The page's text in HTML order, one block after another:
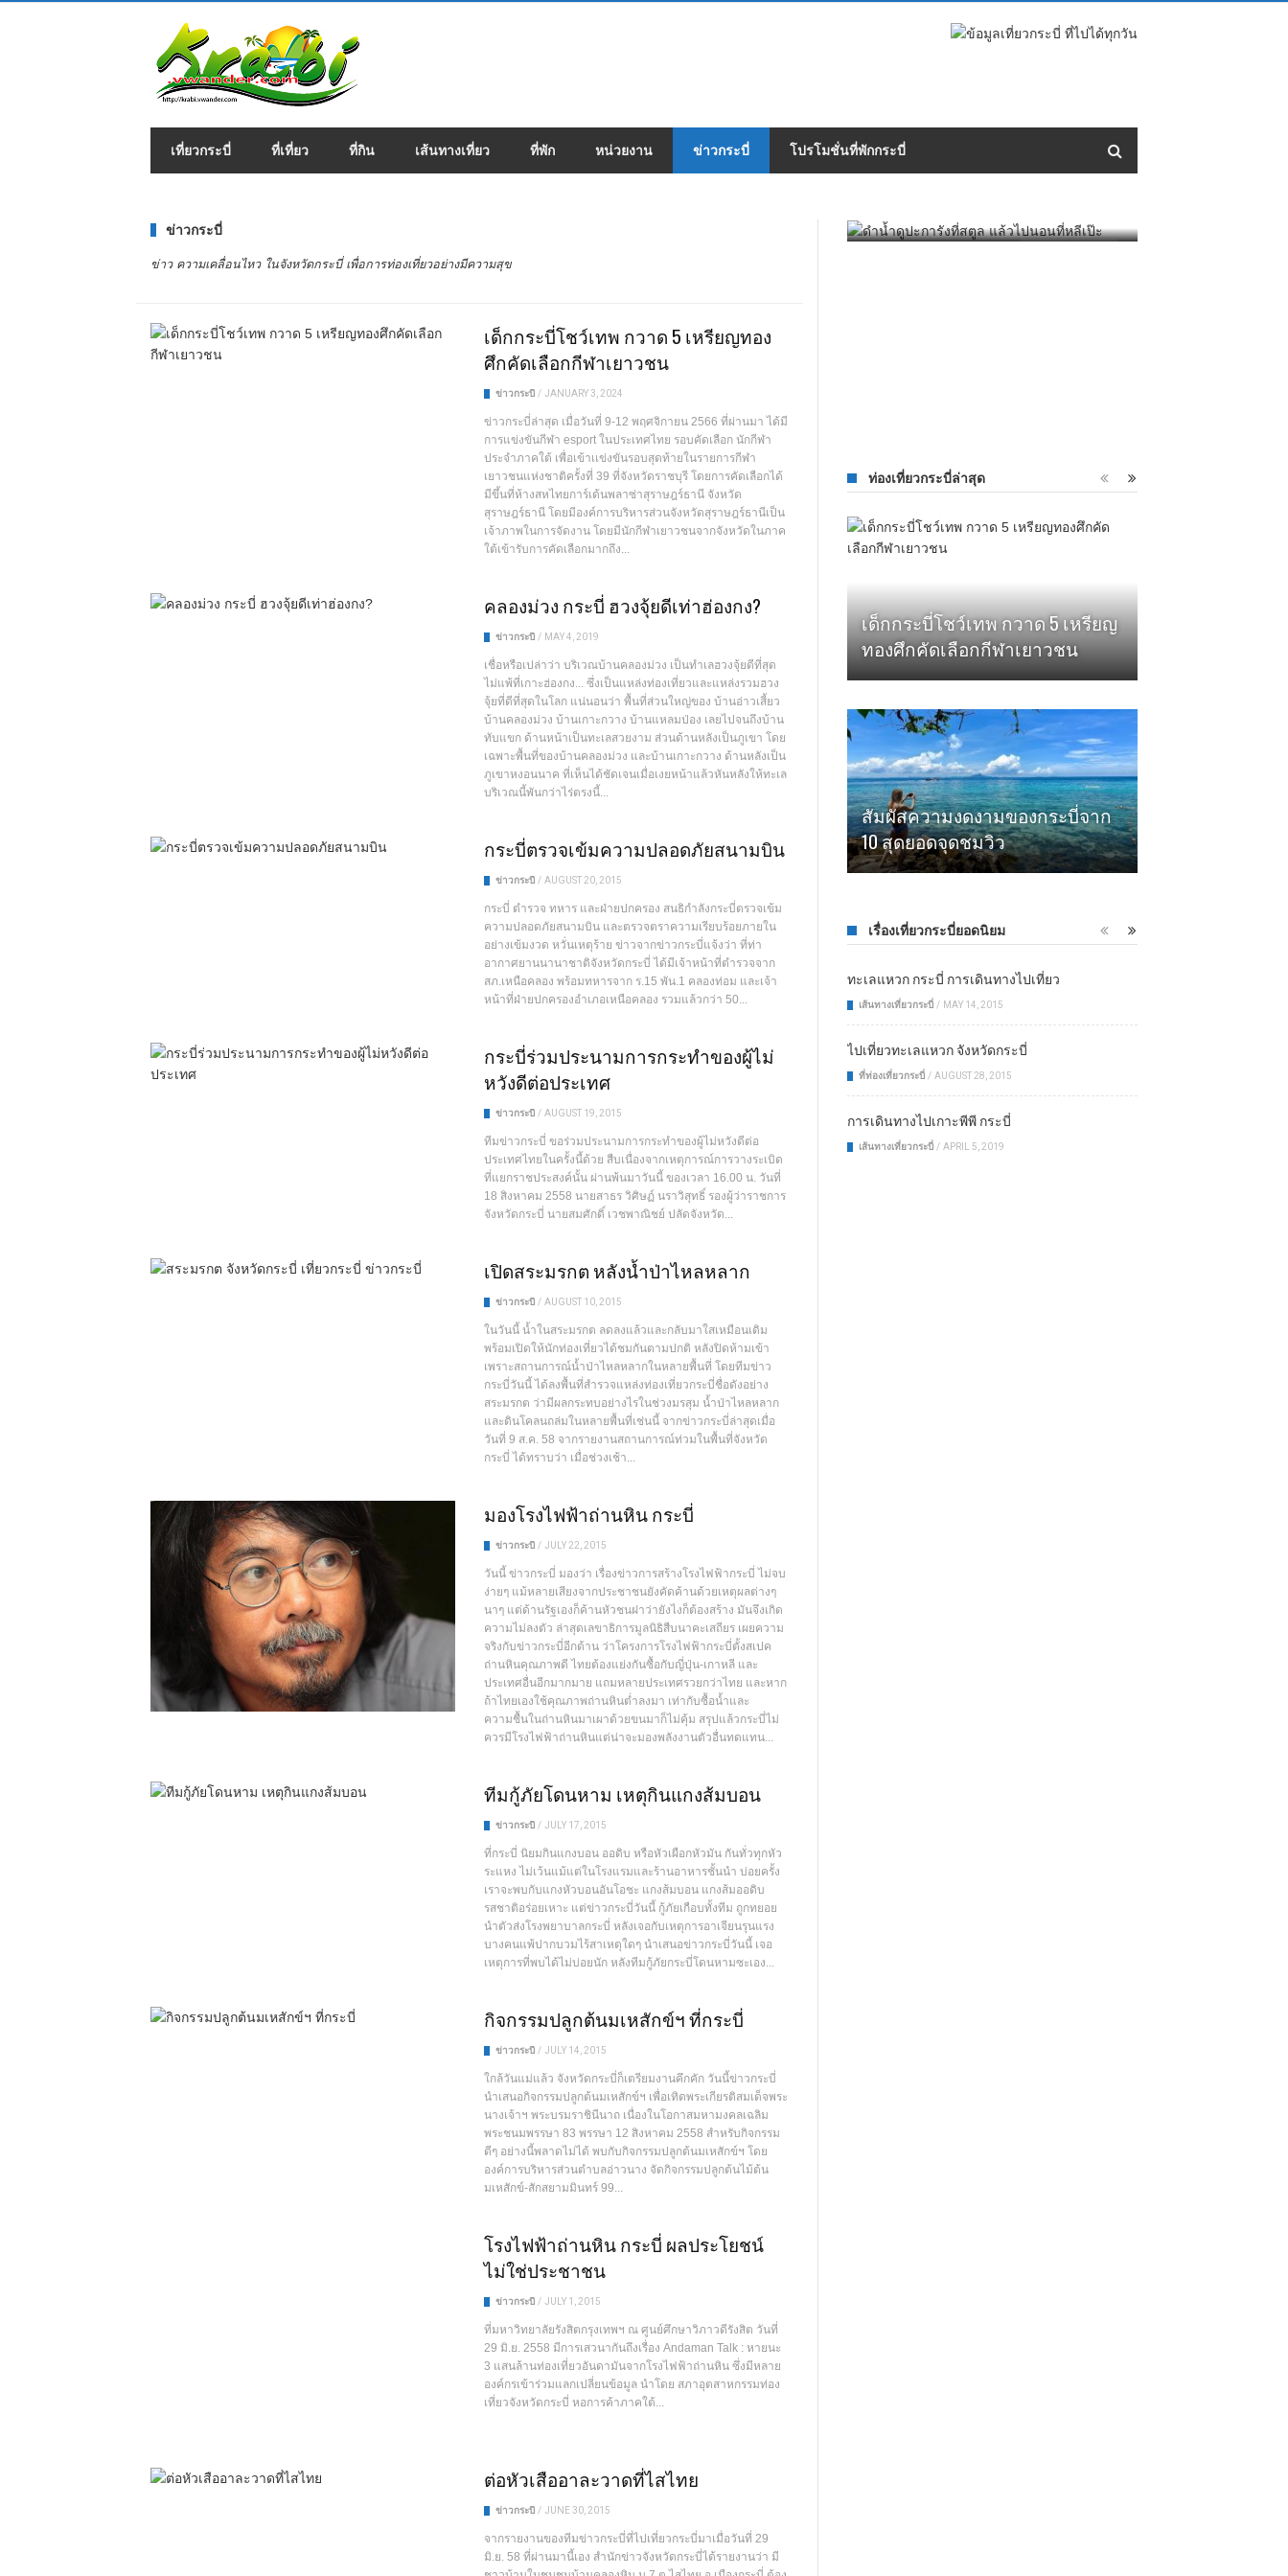
เที่ยวกระบี่ ที่เที่ยว ที่กิน เส้นทางเที่ยว ที่พัก หน่วยงาน ข่าวกระบี่ โปรโมชั่นที่พักกระบี่
ข่าวกระบี่
ข่าว ความเคลื่อนไหว ในจังหวัดกระบี่ เพื่อการท่องเที่ยวอย่างมีความสุข
เด็กกระบี่โชว์เทพ กวาด 5 เหรียญทอง
ศึกคัดเลือกกีฬาเยาวชน
ข่าวกระบี่ / JANUARY 3, 2024
ข่าวกระบี่ล่าสุด เมื่อวันที่ 9-12 พฤศจิกายน 2566 ที่ผ่านมา ได้มี
การแข่งขันกีฬา esport ในประเทศไทย รอบคัดเลือก นักกีฬา
ประจำภาคใต้ เพื่อเข้าเเข่งขันรอบสุดท้ายในรายการกีฬา
เยาวชนแห่งชาติครั้งที่ 39 ที่จังหวัดราชบุรี โดยการคัดเลือกได้
มีขึ้นที่ห้างสหไทยการ์เด้นพลาซ่าสุราษฎร์ธานี จังหวัด
สุราษฎร์ธานี โดยมีองค์การบริหารส่วนจังหวัดสุราษฎร์ธานีเป็น
เจ้าภาพในการจัดงาน โดยมีนักกีฬาเยาวชนจากจังหวัดในภาค
ใต้เข้ารับการคัดเลือกมากถึง...
คลองม่วง กระบี่ ฮวงจุ้ยดีเท่าฮ่องกง?
ข่าวกระบี่ / MAY 4, 2019
เชื่อหรือเปล่าว่า บริเวณบ้านคลองม่วง เป็นทำเลฮวงจุ้ยดีที่สุด
ไม่แพ้ที่เกาะฮ่องกง... ซึ่งเป็นแหล่งท่องเที่ยวและแหล่งรวมฮวง
จุ้ยที่ดีที่สุดในโลก แน่นอนว่า พื้นที่ส่วนใหญ่ของ บ้านอ่าวเสี้ยว
บ้านคลองม่วง บ้านเกาะกวาง บ้านแหลมป่อง เลยไปจนถึงบ้าน
ทับแขก ด้านหน้าเป็นทะเลสวยงาม ส่วนด้านหลังเป็นภูเขา โดย
เฉพาะพื้นที่ของบ้านคลองม่วง และบ้านเกาะกวาง ด้านหลังเป็น
ภูเขาหงอนนาค ที่เห็นได้ชัดเจนเมื่อเงยหน้าแล้วหันหลังให้ทะเล
บริเวณนี้พันกว่าไร่ตรงนี้...
กระบี่ตรวจเข้มความปลอดภัยสนามบิน
ข่าวกระบี่ / AUGUST 20, 2015
กระบี่ ตำรวจ ทหาร และฝ่ายปกครอง สนธิกำลังกระบี่ตรวจเข้ม
ความปลอดภัยสนามบิน และตรวจตราความเรียบร้อยภายใน
อย่างเข้มงวด หวั่นเหตุร้าย ข่าวจากข่าวกระบี่แจ้งว่า ที่ท่า
อากาศยานนานาชาติจังหวัดกระบี่ ได้มีเจ้าหน้าที่ตำรวจจาก
สภ.เหนือคลอง พร้อมทหารจาก ร.15 พัน.1 คลองท่อม และเจ้า
หน้าที่ฝ่ายปกครองอำเภอเหนือคลอง รวมแล้วกว่า 50...
กระบี่ร่วมประนามการกระทำของผู้ไม่
หวังดีต่อประเทศ
ข่าวกระบี่ / AUGUST 19, 2015
ทีมข่าวกระบี่ ขอร่วมประนามการกระทำของผู้ไม่หวังดีต่อ
ประเทศไทยในครั้งนี้ด้วย สืบเนื่องจากเหตุการณ์การวางระเบิด
ที่แยกราชประสงค์นั้น ผ่านพ้นมาวันนี้ ของเวลา 16.00 น. วันที่
18 สิงหาคม 2558 นายสาธร วิศิษฏ์ นราวิสุทธิ์ รองผู้ว่าราชการ
จังหวัดกระบี่ นายสมศักดิ์ เวชพาณิชย์ ปลัดจังหวัด...
เปิดสระมรกต หลังน้ำป่าไหลหลาก
ข่าวกระบี่ / AUGUST 10, 2015
ในวันนี้ น้ำในสระมรกต ลดลงแล้วและกลับมาใสเหมือนเดิม
พร้อมเปิดให้นักท่องเที่ยวได้ชมกันตามปกติ หลังปิดห้ามเข้า
เพราะสถานการณ์น้ำป่าไหลหลากในหลายพื้นที่ โดยทีมข่าว
กระบี่วันนี้ ได้ลงพื้นที่สำรวจแหล่งท่องเที่ยวกระบี่ชื่อดังอย่าง
สระมรกต ว่ามีผลกระทบอย่างไรในช่วงมรสุม น้ำป่าไหลหลาก
และดินโคลนถล่มในหลายพื้นที่เช่นนี้ จากข่าวกระบี่ล่าสุดเมื่อ
วันที่ 9 ส.ค. 58 จากรายงานสถานการณ์ท่วมในพื้นที่จังหวัด
กระบี่ ได้ทราบว่า เมื่อช่วงเช้า...
มองโรงไฟฟ้าถ่านหิน กระบี่
ข่าวกระบี่ / JULY 22, 2015
วันนี้ ข่าวกระบี่ มองว่า เรื่องข่าวการสร้างโรงไฟฟ้ากระบี่ ไม่จบ
ง่ายๆ แม้หลายเสียงจากประชาชนยังคัดค้านด้วยเหตุผลต่างๆ
นาๆ แต่ด้านรัฐเองก็ค้านหัวชนฝาว่ายังไงก็ต้องสร้าง มันจึงเกิด
ความไม่ลงตัว ล่าสุดเลขาธิการมูลนิธิสืบนาคะเสถียร เผยความ
จริงกับข่าวกระบี่อีกด้าน ว่าโครงการโรงไฟฟ้ากระบี่ตั้งสเปค
ถ่านหินคุณภาพดี ไทยต้องแย่งกันซื้อกับญี่ปุ่น-เกาหลี และ
ประเทศอื่นอีกมากมาย แถมหลายประเทศรวยกว่าไทย และหาก
ถ้าไทยเองใช้คุณภาพถ่านหินต่ำลงมา เท่ากับซื้อน้ำและ
ความชื้นในถ่านหินมาเผาด้วยขนมาก็ไม่คุ้ม สรุปแล้วกระบี่ไม่
ควรมีโรงไฟฟ้าถ่านหินแต่น่าจะมองพลังงานตัวอื่นทดแทน...
ทีมกู้ภัยโดนหาม เหตุกินแกงส้มบอน
ข่าวกระบี่ / JULY 17, 2015
ที่กระบี่ นิยมกินแกงบอน ออดิบ หรือหัวเผือกหัวมัน กันทั่วทุกหัว
ระแหง ไม่เว้นแม้แต่ในโรงแรมและร้านอาหารชั้นนำ บ่อยครั้ง
เราจะพบกับแกงหัวบอนอันโอชะ แกงส้มบอน แกงส้มออดิบ
รสชาติอร่อยเหาะ แต่ข่าวกระบี่วันนี้ กู้ภัยเกือบทั้งทีม ถูกทยอย
นำตัวส่งโรงพยาบาลกระบี่ หลังเจอกับเหตุการอาเจียนรุนแรง
บางคนแพ้ปากบวมไร้สาเหตุใดๆ นำเสนอข่าวกระบี่วันนี้ เจอ
เหตุการที่พบได้ไม่บ่อยนัก หลังทีมกู้ภัยกระบี่โดนหามซะเอง...
กิจกรรมปลูกต้นมเหสักข์ฯ ที่กระบี่
ข่าวกระบี่ / JULY 14, 2015
ใกล้วันแม่แล้ว จังหวัดกระบี่ก็เตรียมงานคึกคัก วันนี้ข่าวกระบี่
นำเสนอกิจกรรมปลูกต้นมเหสักข์ฯ เพื่อเทิดพระเกียรติสมเด็จพระ
นางเจ้าฯ พระบรมราชินีนาถ เนื่องในโอกาสมหามงคลเฉลิม
พระชนมพรรษา 83 พรรษา 12 สิงหาคม 2558 สำหรับกิจกรรม
ดีๆ อย่างนี้พลาดไม่ได้ พบกับกิจกรรมปลูกต้นมเหสักข์ฯ โดย
องค์การบริหารส่วนตำบลอ่าวนาง จัดกิจกรรมปลูกต้นไม้ต้น
มเหสักข์-สักสยามมินทร์ 99...
โรงไฟฟ้าถ่านหิน กระบี่ ผลประโยชน์
ไม่ใช่ประชาชน
ข่าวกระบี่ / JULY 1, 2015
ที่มหาวิทยาลัยรังสิตกรุงเทพฯ ณ ศูนย์ศึกษาวิภาวดีรังสิต วันที่
29 มิ.ย. 2558 มีการเสวนากันถึงเรื่อง Andaman Talk : หายนะ
3 แสนล้านท่องเที่ยวอันดามันจากโรงไฟฟ้าถ่านหิน ซึ่งมีหลาย
องค์กรเข้าร่วมแลกเปลี่ยนข้อมูล นำโดย สภาอุตสาหกรรมท่อง
เที่ยวจังหวัดกระบี่ หอการค้าภาคใต้...
ต่อหัวเสืออาละวาดที่ไสไทย
ข่าวกระบี่ / JUNE 30, 2015
จากรายงานของทีมข่าวกระบี่ที่ไปเที่ยวกระบี่มาเมื่อวันที่ 29
มิ.ย. 58 ที่ผ่านมานี้เอง สำนักข่าวจังหวัดกระบี่ได้รายงานว่า มี
ดำน้ำดูปะการังที่สตูล แล้วไปนอน
ที่หลีเป๊ะ
ที่พักราคาถูกในกระบี่ NOVEMBER 10, 2018
เด็กกระบี่โชว์เทพ กวาด 5 เหรียญ
ข่าวกระบี่ JANUARY 3, 2024
ท่องเที่ยวกระบี่ล่าสุด
เด็กกระบี่โชว์เทพ กวาด 5 เหรียญ
ทองศึกคัดเลือกกีฬาเยาวชน
สัมผัสความงดงามของกระบี่จาก
10 สุดยอดจุดชมวิว
เรื่องเที่ยวกระบี่ยอดนิยม
ทะเลแหวก กระบี่ การเดินทางไปเที่ยว
เส้นทางเที่ยวกระบี่ / MAY 14, 2015
ไปเที่ยวทะเลแหวก จังหวัดกระบี่
ที่ท่องเที่ยวกระบี่ / AUGUST 28, 2015
การเดินทางไปเกาะพีพี กระบี่
เส้นทางเที่ยวกระบี่ / APRIL 5, 2019